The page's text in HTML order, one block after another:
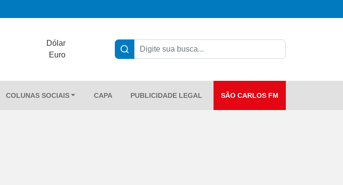
Dólar
Euro
COLUNAS SOCIAIS CAPA PUBLICIDADE LEGAL SÃO CARLOS FM